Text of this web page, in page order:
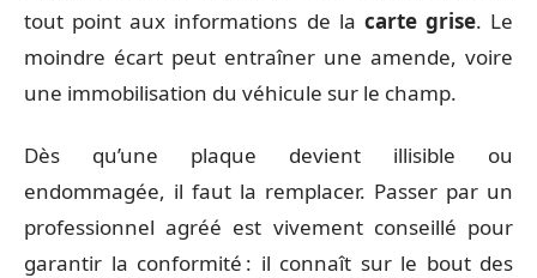
tout point aux informations de la carte grise. Le
moindre écart peut entraîner une amende, voire
une immobilisation du véhicule sur le champ.
Dès qu’une plaque devient illisible ou
endommagée, il faut la remplacer. Passer par un
professionnel agréé est vivement conseillé pour
garantir la conformité : il connaît sur le bout des